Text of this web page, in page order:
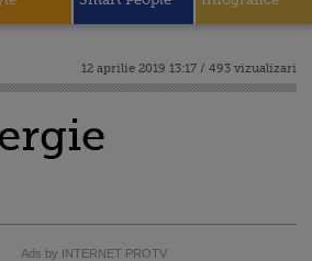
12 aprilie 2019 13:17 / 493 vizualizari
Ads by INTERNET PROTV